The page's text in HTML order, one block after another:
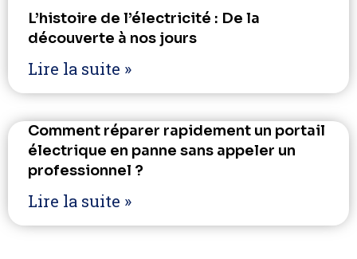
L’histoire de l’électricité : De la
découverte à nos jours
Lire la suite »
Comment réparer rapidement un portail
électrique en panne sans appeler un
professionnel ?
Lire la suite »